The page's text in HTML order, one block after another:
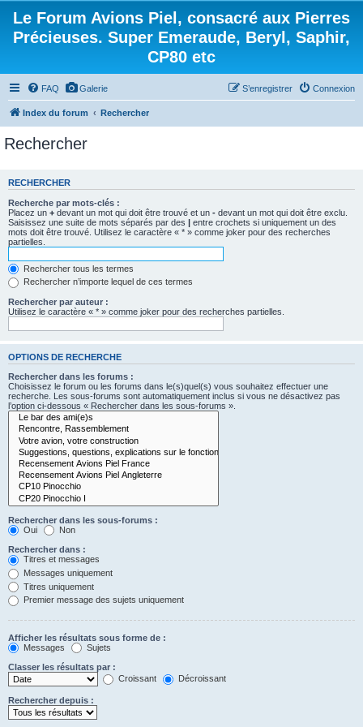
Le Forum Avions Piel, consacré aux Pierres
Précieuses. Super Emeraude, Beryl, Saphir,
CP80 etc
FAQ Galerie Connexion
S’enregistrer
Index du forum Rechercher
Rechercher
RECHERCHER
Recherche par mots-clés :
Placez un + devant un mot qui doit être trouvé et un - devant un mot qui doit être exclu.
Saisissez une suite de mots séparés par des | entre crochets si uniquement un des
mots doit être trouvé. Utilisez le caractère « * » comme joker pour des recherches
partielles.
Rechercher tous les termes
Rechercher n’importe lequel de ces termes
Rechercher par auteur :
Utilisez le caractère « * » comme joker pour des recherches partielles.
OPTIONS DE RECHERCHE
Rechercher dans les forums :
Choisissez le forum ou les forums dans le(s)quel(s) vous souhaitez effectuer une
recherche. Les sous-forums sont automatiquement inclus si vous ne désactivez pas
l’option ci-dessous « Rechercher dans les sous-forums ».
Rechercher dans les sous-forums :
Oui
Non
Rechercher dans :
Titres et messages
Messages uniquement
Titres uniquement
Premier message des sujets uniquement
Afficher les résultats sous forme de :
Messages
Sujets
Classer les résultats par :
Croissant
Décroissant
Rechercher depuis :